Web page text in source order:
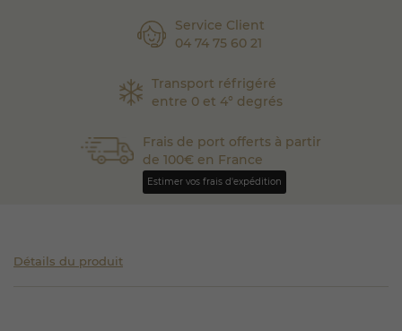
Service Client
04 74 75 60 21
Transport réfrigéré
entre 0 et 4° degrés
Frais de port offerts à partir
de 100€ en France
Estimer vos frais d'expédition
Détails du produit